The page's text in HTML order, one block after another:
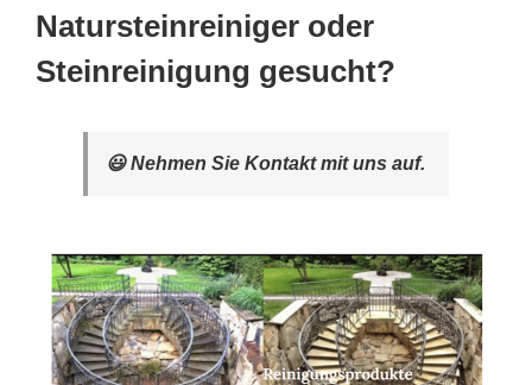
Natursteinreiniger oder
Steinreinigung gesucht?
😃 Nehmen Sie Kontakt mit uns auf.